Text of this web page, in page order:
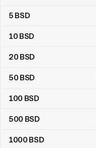
5 BSD
10 BSD
20 BSD
50 BSD
100 BSD
500 BSD
1000 BSD